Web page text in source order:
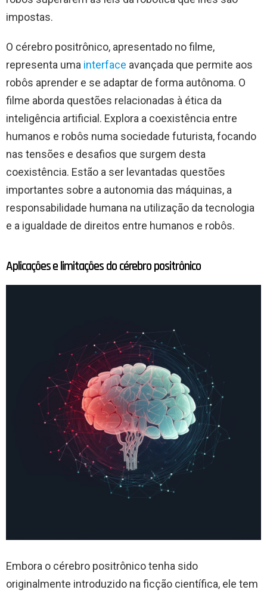
impostas.
O cérebro positrônico, apresentado no filme,
representa uma interface avançada que permite aos
robôs aprender e se adaptar de forma autônoma. O
filme aborda questões relacionadas à ética da
inteligência artificial. Explora a coexistência entre
humanos e robôs numa sociedade futurista, focando
nas tensões e desafios que surgem desta
coexistência. Estão a ser levantadas questões
importantes sobre a autonomia das máquinas, a
responsabilidade humana na utilização da tecnologia
e a igualdade de direitos entre humanos e robôs.
Aplicações e limitações do cérebro positrônico
Embora o cérebro positrônico tenha sido
originalmente introduzido na ficção científica, ele tem